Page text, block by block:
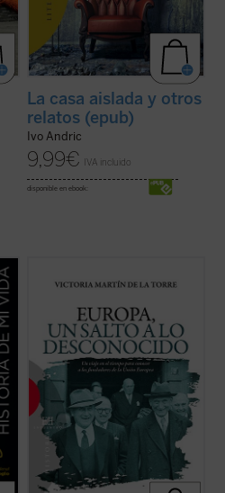
La casa aislada y otros
relatos (epub)
Ivo Andric
9,99€ IVA incluido
disponible en ebook:
relato de no ficción recrea la década en la
Comunidades Europeas (1948-1957), a
través de algunos de los principales
protagonistas de la construcción europea
(ver ficha)